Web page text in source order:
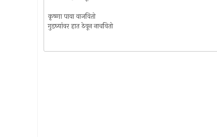
कृष्णा पावा वाजवितो
गुडघ्यांवर हात ठेवून नाचवितो